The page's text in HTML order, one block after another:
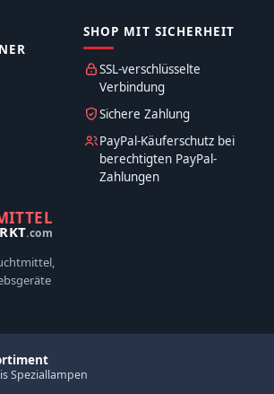
SHOP MIT SICHERHEIT
SSL-verschlüsselte
Verbindung
Sichere Zahlung
PayPal-Käuferschutz bei
berechtigten PayPal-
Zahlungen
.com
Speziallampen